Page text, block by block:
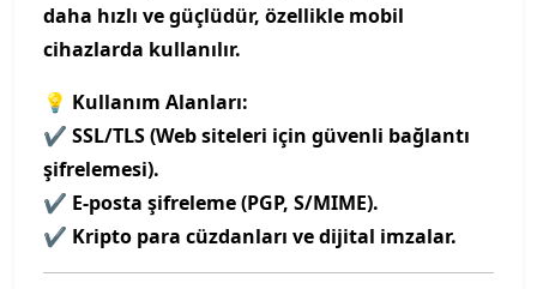
daha hızlı ve güçlüdür, özellikle mobil
cihazlarda kullanılır.
💡 Kullanım Alanları:
✔ SSL/TLS (Web siteleri için güvenli bağlantı
şifrelemesi).
✔ E-posta şifreleme (PGP, S/MIME).
✔ Kripto para cüzdanları ve dijital imzalar.